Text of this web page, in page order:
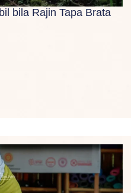
bila Rajin Tapa Brata